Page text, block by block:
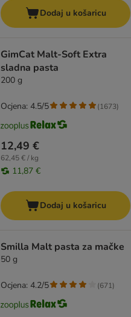
Dodaj u košaricu
GimCat Malt-Soft Extra
sladna pasta
200 g
12,49 €
62,45 € / kg
11,87 €
Ocjena: 4.5/5 (1673)
Dodaj u košaricu
Smilla Malt pasta za mačke
50 g
Ocjena: 4.2/5 (671)